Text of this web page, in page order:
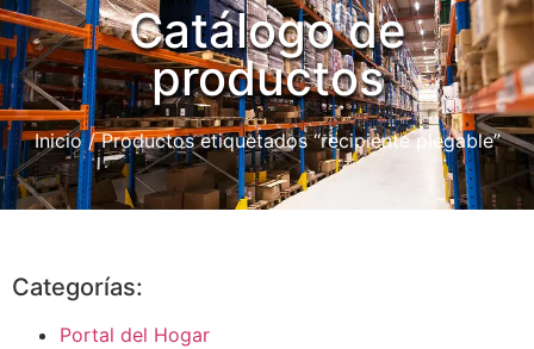
Catálogo de
productos
Inicio/ Productos etiquetados “recipiente plegable”
Categorías:
Portal del Hogar